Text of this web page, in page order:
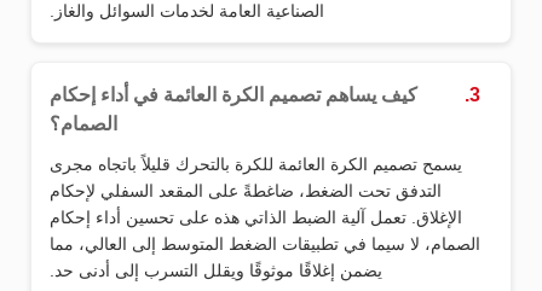
الصناعية العامة لخدمات السوائل والغاز.
3.
كيف يساهم تصميم الكرة العائمة في أداء إحكام
الصمام؟
يسمح تصميم الكرة العائمة للكرة بالتحرك قليلاً باتجاه مجرى
التدفق تحت الضغط، ضاغطةً على المقعد السفلي لإحكام
الإغلاق. تعمل آلية الضبط الذاتي هذه على تحسين أداء إحكام
الصمام، لا سيما في تطبيقات الضغط المتوسط إلى العالي، مما
يضمن إغلاقًا موثوقًا ويقلل التسرب إلى أدنى حد.